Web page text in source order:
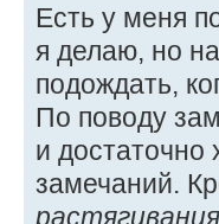
Есть у меня
я делаю, но
подождать,
По поводу
и достаточно
замечаний.
растягивания